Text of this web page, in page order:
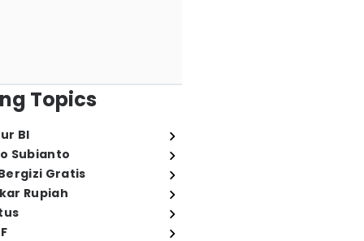
Topics
BI
Subianto
Gratis
Rupiah